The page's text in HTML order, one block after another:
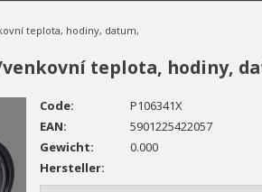
teplota, hodiny, datum,
teplota, hodiny,
Code:
P106341X
EAN:
5901225422057
Gewicht:
0.000
Hersteller: